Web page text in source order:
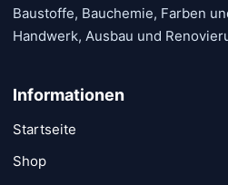
Baustoffe, Bauchemie, Farben
Handwerk, Ausbau und
Informationen
Startseite
Shop